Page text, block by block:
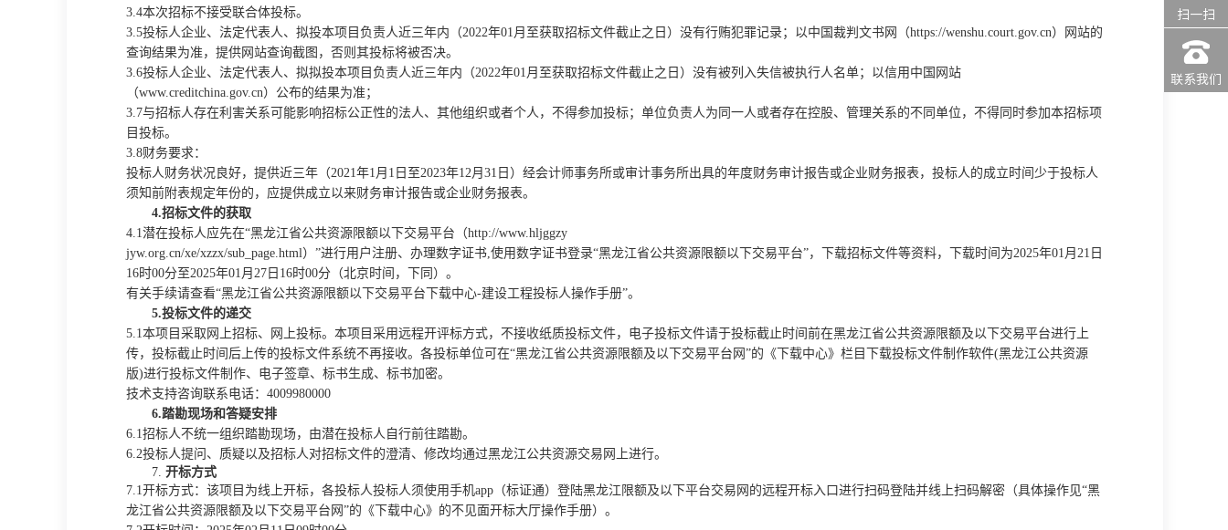
扫一扫
联系我们
3.4本次招标不接受联合体投标。
3.5投标人企业、法定代表人、拟投本项目负责人近三年内（2022年01月至获取招标文件截止之日）没有行贿犯罪记录；以中国裁判文书网（https://wenshu.court.gov.cn）网站的
查询结果为准，提供网站查询截图，否则其投标将被否决。
3.6投标人企业、法定代表人、拟拟投本项目负责人近三年内（2022年01月至获取招标文件截止之日）没有被列入失信被执行人名单；以信用中国网站
（www.creditchina.gov.cn）公布的结果为准；
3.7与招标人存在利害关系可能影响招标公正性的法人、其他组织或者个人，不得参加投标；单位负责人为同一人或者存在控股、管理关系的不同单位，不得同时参加本招标项
目投标。
3.8财务要求：
投标人财务状况良好，提供近三年（2021年1月1日至2023年12月31日）经会计师事务所或审计事务所出具的年度财务审计报告或企业财务报表，投标人的成立时间少于投标人
须知前附表规定年份的，应提供成立以来财务审计报告或企业财务报表。
4.招标文件的获取
4.1潜在投标人应先在“黑龙江省公共资源限额以下交易平台（http://www.hljggzy
jyw.org.cn/xe/xzzx/sub_page.html）”进行用户注册、办理数字证书,使用数字证书登录“黑龙江省公共资源限额以下交易平台”，下载招标文件等资料，下载时间为2025年01月 21 日
16时00分至2025年01月27日16时00分（北京时间，下同）。
有关手续请查看“黑龙江省公共资源限额以下交易平台下载中心-建设工程投标人操作手册”。
5.投标文件的递交
5.1本项目采取网上招标、网上投标。本项目采用远程开评标方式，不接收纸质投标文件，电子投标文件请于投标截止时间前在黑龙江省公共资源限额及以下交易平台进行上
传，投标截止时间后上传的投标文件系统不再接收。各投标单位可在“黑龙江省公共资源限额及以下交易平台网”的《下载中心》栏目下载投标文件制作软件(黑龙江公共资源
版)进行投标文件制作、电子签章、标书生成、标书加密。
技术支持咨询联系电话： 4009980000
6.踏勘现场和答疑安排
6.1招标人不统一组织踏勘现场，由潜在投标人自行前往踏勘。
6.2投标人提问、质疑以及招标人对招标文件的澄清、修改均通过黑龙江公共资源交易网上进行。
7. 开标方式
7.1开标方式：该项目为线上开标，各投标人投标人须使用手机app（标证通）登陆黑龙江限额及以下平台交易网的远程开标入口进行扫码登陆并线上扫码解密（具体操作见“黑
龙江省公共资源限额及以下交易平台网”的《下载中心》的不见面开标大厅操作手册）。